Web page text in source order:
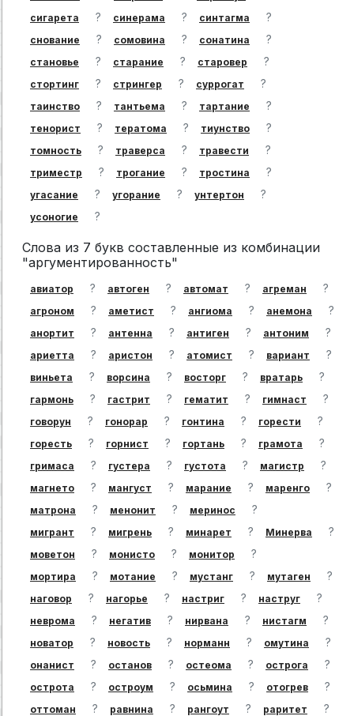
сигарета ? синерама ? синтагма ?
снование ? сомовина ? сонатина ?
становье ? старание ? старовер ?
стортинг ? стрингер ? суррогат ?
таинство ? тантьема ? тартание ?
тенорист ? тератома ? тиунство ?
томность ? траверса ? травести ?
триместр ? трогание ? тростина ?
угасание ? угорание ? унтертон ?
усоногие ?
Слова из 7 букв составленные из комбинации
"аргументированность"
авиатор ? автоген ? автомат ? агреман ?
агроном ? аметист ? ангиома ? анемона ?
анортит ? антенна ? антиген ? антоним ?
ариетта ? аристон ? атомист ? вариант ?
виньета ? ворсина ? восторг ? вратарь ?
гармонь ? гастрит ? гематит ? гимнаст ?
говорун ? гонорар ? гонтина ? горести ?
горесть ? горнист ? гортань ? грамота ?
гримаса ? густера ? густота ? магистр ?
магнето ? мангуст ? марание ? маренго ?
матрона ? менонит ? меринос ?
мигрант ? мигрень ? минарет ? Минерва ?
моветон ? монисто ? монитор ?
мортира ? мотание ? мустанг ? мутаген ?
наговор ? нагорье ? настриг ? наструг ?
неврома ? негатив ? нирвана ? нистагм ?
новатор ? новость ? норманн ? омутина ?
онанист ? останов ? остеома ? острога ?
острота ? остроум ? осьмина ? отогрев ?
оттоман ? равнина ? рангоут ? раритет ?